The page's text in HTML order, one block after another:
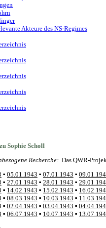
Akteure des NS-Regimes
Sophie Scholl
Recherche: Das QWR-
▪ 05.01.1943 ▪ 07.01.1943 ▪
▪ 27.01.1943 ▪ 28.01.1943 ▪
▪ 14.02.1943 ▪ 15.02.1943 ▪
▪ 08.03.1943 ▪ 10.03.1943 ▪
▪ 02.04.1943 ▪ 03.04.1943 ▪
▪ 06.07.1943 ▪ 10.07.1943 ▪